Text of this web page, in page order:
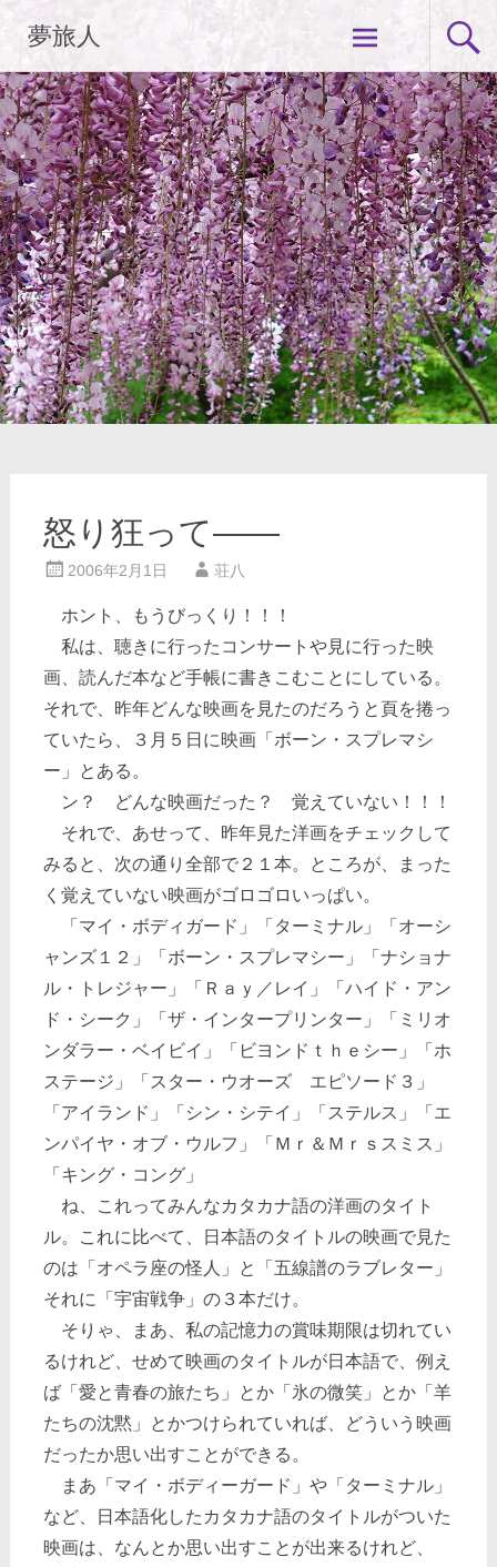
ン
ツ
へ
ス
キ
ッ
プ
夢旅人
怒り狂って――
2006年2月1日 荘八
ホント、もうびっくり！！！
私は、聴きに行ったコンサートや見に行った映
画、読んだ本など手帳に書きこむことにしている。
それで、昨年どんな映画を見たのだろうと頁を捲っ
ていたら、３月５日に映画「ボーン・スプレマシ
ー」とある。
ン？ どんな映画だった？ 覚えていない！！！
それで、あせって、昨年見た洋画をチェックして
みると、次の通り全部で２１本。ところが、まった
く覚えていない映画がゴロゴロいっぱい。
「マイ・ボディガード」「ターミナル」「オーシ
ャンズ１２」「ボーン・スプレマシー」「ナショナ
ル・トレジャー」「Ｒａｙ／レイ」「ハイド・アン
ド・シーク」「ザ・インタープリンター」「ミリオ
ンダラー・ベイビイ」「ビヨンドｔｈｅシー」「ホ
ステージ」「スター・ウオーズ エピソード３」
「アイランド」「シン・シテイ」「ステルス」「エ
ンパイヤ・オブ・ウルフ」「Ｍｒ＆Ｍｒｓスミス」
「キング・コング」
ね、これってみんなカタカナ語の洋画のタイト
ル。これに比べて、日本語のタイトルの映画で見た
のは「オペラ座の怪人」と「五線譜のラブレター」
それに「宇宙戦争」の３本だけ。
そりゃ、まあ、私の記憶力の賞味期限は切れてい
るけれど、せめて映画のタイトルが日本語で、例え
ば「愛と青春の旅たち」とか「氷の微笑」とか「羊
たちの沈黙」とかつけられていれば、どういう映画
だったか思い出すことができる。
まあ「マイ・ボディーガード」や「ターミナル」
など、日本語化したカタカナ語のタイトルがついた
映画は、なんとか思い出すことが出来るけれど、